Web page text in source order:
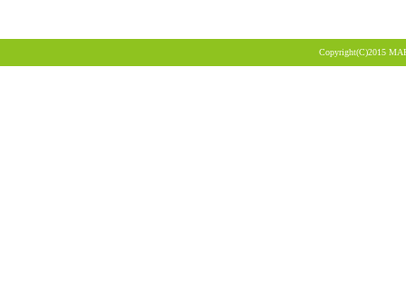
Copyright(C)2015